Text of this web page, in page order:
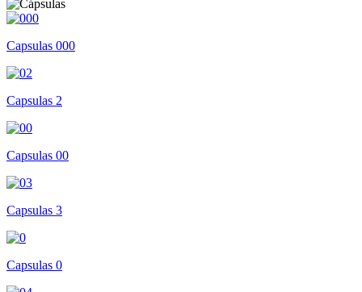
Capsulas 000
Capsulas 2
Capsulas 00
Capsulas 3
Capsulas 0